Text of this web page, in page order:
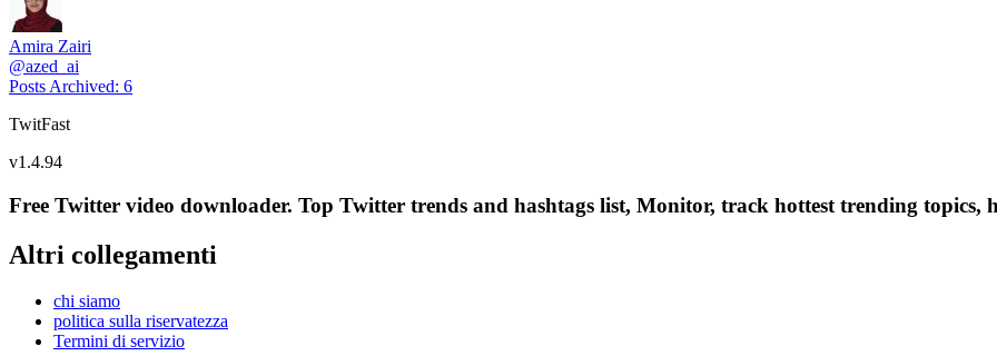
Amira Zairi
@azed_ai
Posts Archived: 6
TwitFast
v1.4.94
Free Twitter video downloader. Top Twitter trends and hashtags list, Monitor, track hottest trending topics,
Altri collegamenti
chi siamo
politica sulla riservatezza
Termini di servizio